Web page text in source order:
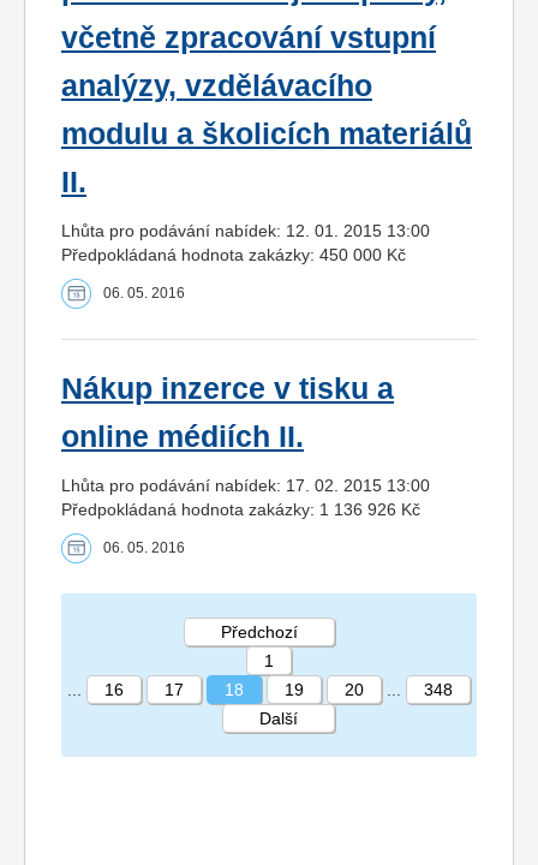
včetně zpracování vstupní
analýzy, vzdělávacího
modulu a školicích materiálů
II.
Lhůta pro podávání nabídek: 12. 01. 2015 13:00
Předpokládaná hodnota zakázky: 450 000 Kč
06. 05. 2016
Nákup inzerce v tisku a
online médiích II.
Lhůta pro podávání nabídek: 17. 02. 2015 13:00
Předpokládaná hodnota zakázky: 1 136 926 Kč
06. 05. 2016
STRÁNKA 18 348
Předchozí
1
16 17 18 19 20
348
Další